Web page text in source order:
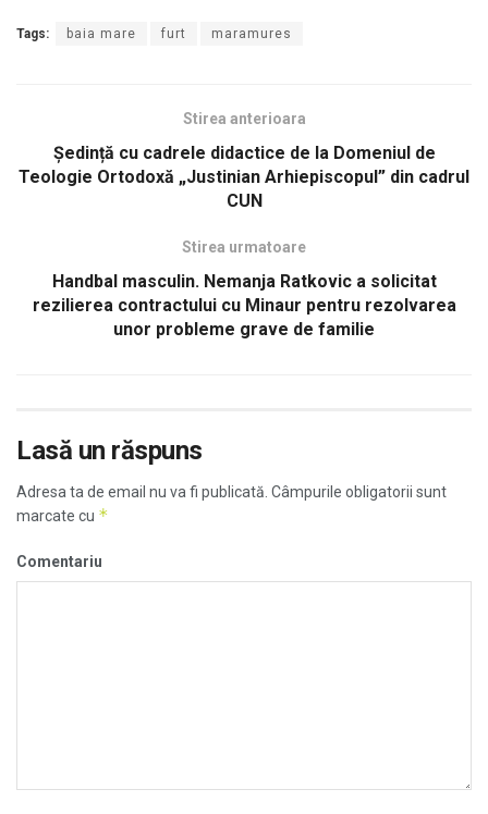
Tags: baia mare furt maramures
Stirea anterioara
Şedință cu cadrele didactice de la Domeniul de
Teologie Ortodoxă „Justinian Arhiepiscopul” din cadrul
CUN
Stirea urmatoare
Handbal masculin. Nemanja Ratkovic a solicitat
rezilierea contractului cu Minaur pentru rezolvarea
unor probleme grave de familie
Lasă un răspuns
Adresa ta de email nu va fi publicată. Câmpurile obligatorii sunt
marcate cu *
Comentariu